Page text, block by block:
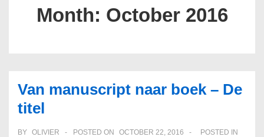
Month: October 2016
Van manuscript naar boek – De
titel
BY OLIVIER POSTED ON OCTOBER 22, 2016
POSTED IN